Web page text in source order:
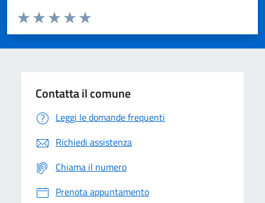
Domanda
Valuta da 1 a 5 stelle la pagina
Valuta 5 stelle su 5
Valuta 4 stelle su 5
Valuta 3 stelle su 5
Valuta 2 stelle su 5
Valuta 1 stelle su 5
Contatta il comune
Leggi le domande frequenti
Richiedi assistenza
Chiama il numero
Prenota appuntamento